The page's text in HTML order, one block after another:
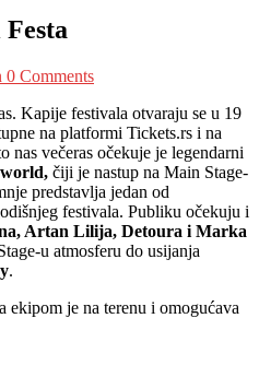
0 Comments
Kapije festivala otvaraju se u 19
na platformi Tickets.rs i na
nas večeras očekuje je legendarni
čiji je nastup na Main Stage-
predstavlja jedan od
festivala. Publiku očekuju i
Artan Lilija, Detoura i Marka
u atmosferu do usijanja
.
je na terenu i omogućava